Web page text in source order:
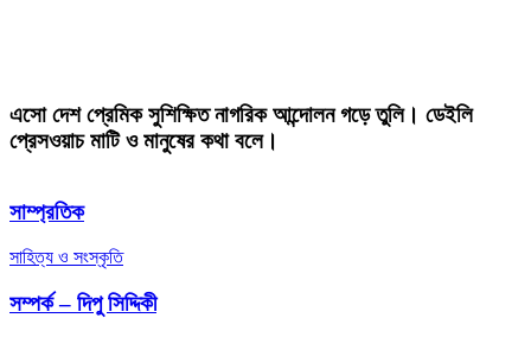
এসো দেশ প্রেমিক সুশিক্ষিত নাগরিক আন্দোলন গড়ে তুলি। ডেইলি
প্রেসওয়াচ মাটি ও মানুষের কথা বলে।
সাম্প্রতিক
সাহিত্য ও সংস্কৃতি
সম্পর্ক – দিপু সিদ্দিকী